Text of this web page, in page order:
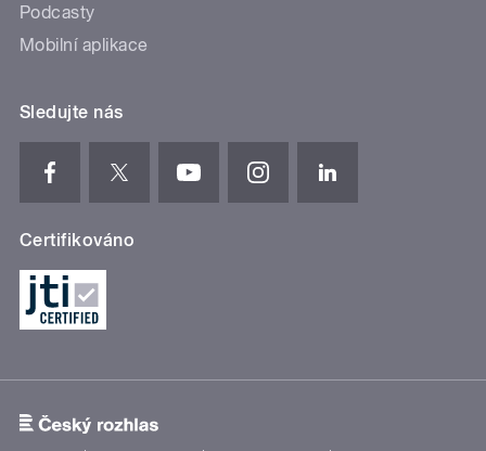
Podcasty
Mobilní aplikace
Sledujte nás
Certifikováno